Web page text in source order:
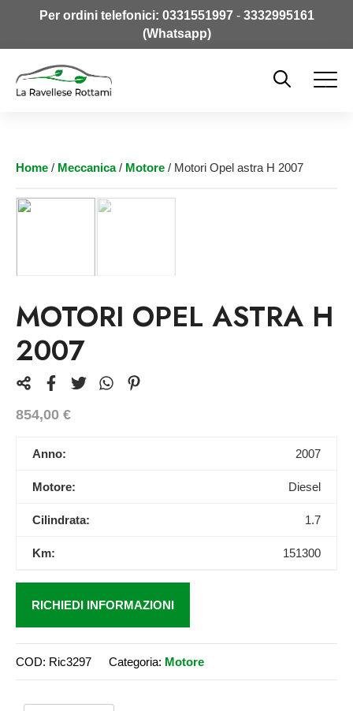
Per ordini telefonici: 0331551997- 3332995161
(Whatsapp)
Home / Meccanica/ Motore / Motori Opel astra H 2007
MOTORI OPEL ASTRA H
2007
854,00 €
Anno: 2007
Motore: Diesel
Cilindrata: 1.7
Km: 151300
RICHIEDI INFORMAZIONI
COD: Ric3297 Categoria: Motore